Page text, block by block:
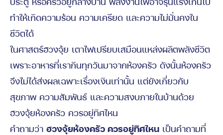
ทำให้เกิดความร้อน ความเครียด และความไม่มั่นคงใน
ชีวิตได้
ในศาสตร์ฮวงจุ้ย เตาไฟเปรียบเสมือนแหล่งผลิตพลังชีวิต
เพราะอาหารที่เรากินทุกวันมาจากห้องครัว ดังนั้นห้องครัว
จึงไม่ได้ส่งผลเฉพาะเรื่องเงินเท่านั้น แต่ยังเกี่ยวกับ
สุขภาพ ความสัมพันธ์ และความสงบภายในบ้านด้วย
ฮวงจุ้ยห้องครัว ควรอยู่ทิศไหน
คำถามว่า ฮวงจุ้ยห้องครัว ควรอยู่ทิศไหน เป็นคำถามที่